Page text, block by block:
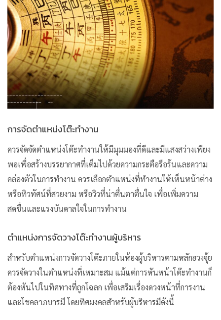
การจัดตำแหน่งโต๊ะทำงาน
ควรจัดจัดตำแหน่งโต๊ะทำงานให้มีมุมมองที่ดีและมีแสงสว่างเพียง
พอเพื่อสร้างบรรยากาศที่เต็มไปด้วยความกระตือรือร้นและความ
คล่องตัวในการทำงาน ควรเลือกตำแหน่งที่ทำงานให้เห็นหน้าต่าง
หรือทิวทัศน์ที่สวยงาม หรือวิวที่น่าตื่นตาตื่นใจ เพื่อเพิ่มความ
สดชื่นและแรงบันดาลใจในการทำงาน
ตำแหน่งการจัดวางโต๊ะทำงานผู้บริหาร
สำหรับตำแหน่งการจัดวางโต๊ะภายในห้องผู้บริหารตามหลักฮวงจุ้ย
ควรจัดวางในตำแหน่งที่เหมาะสม แม้แต่การหันหน้าโต๊ะทำงานก็
ต้องหันไปในทิศทางที่ถูกโฉลก เพื่อเสริมเรื่องดวงหน้าที่การงาน
และโชคลาภบารมี โดยทิศมงคลสำหรับผู้บริหารมีดังนี้